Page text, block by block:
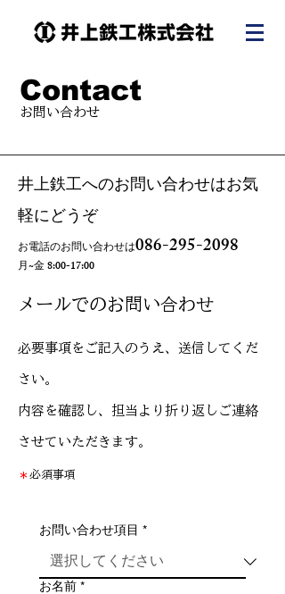
Contact
お問い合わせ
井上鉄工へのお問い合わせはお気
軽にどうぞ
お電話のお問い合わせは086-295-2098
月~金 8:00-17:00
メールでのお問い合わせ
必要事項をご記入のうえ、送信してくだ
さい。
内容を確認し、担当より折り返しご連絡
させていただきます。
＊ 必須事項
お問い合わせ項目 *
お名前 *